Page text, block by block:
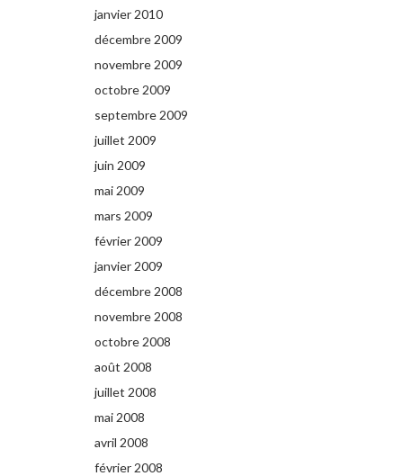
janvier 2010
décembre 2009
novembre 2009
octobre 2009
septembre 2009
juillet 2009
juin 2009
mai 2009
mars 2009
février 2009
janvier 2009
décembre 2008
novembre 2008
octobre 2008
août 2008
juillet 2008
mai 2008
avril 2008
février 2008